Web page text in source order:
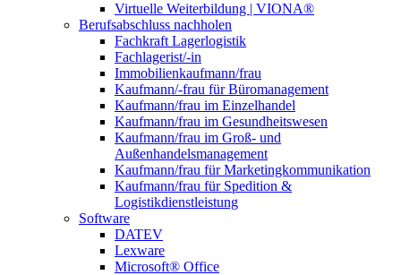
Virtuelle Weiterbildung | VIONA®
Berufsabschluss nachholen
Fachkraft Lagerlogistik
Fachlagerist/-in
Immobilienkaufmann/frau
Kaufmann/-frau für Büromanagement
Kaufmann/frau im Einzelhandel
Kaufmann/frau im Gesundheitswesen
Kaufmann/frau im Groß- und
Außenhandelsmanagement
Kaufmann/frau für Marketingkommunikation
Kaufmann/frau für Spedition &
Logistikdienstleistung
Software
DATEV
Lexware
Microsoft® Office